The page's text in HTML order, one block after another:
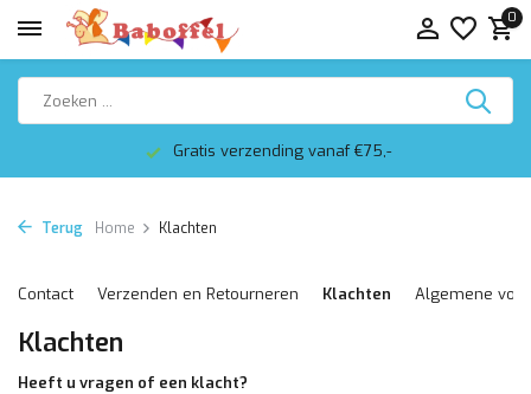
0
Gratis verzending vanaf €75,-
Terug Home Klachten
Contact Verzenden en Retourneren Klachten Algemene
Klachten
Heeft u vragen of een klacht?